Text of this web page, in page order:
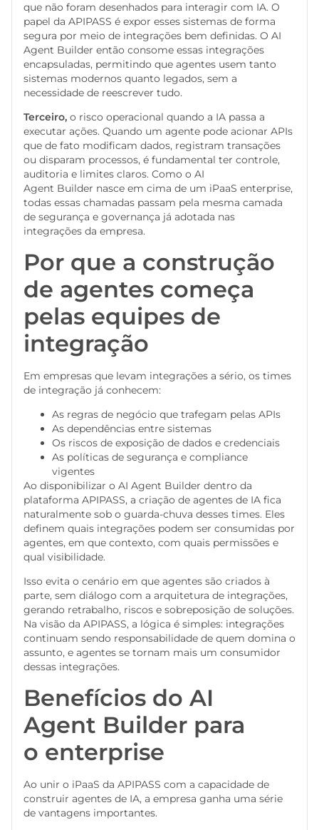
que não foram desenhados para interagir com IA. O
papel da APIPASS é expor esses sistemas de forma
segura por meio de integrações bem definidas. O AI
Agent Builder então consome essas integrações
encapsuladas, permitindo que agentes usem tanto
sistemas modernos quanto legados, sem a
necessidade de reescrever tudo.
Terceiro, o risco operacional quando a IA passa a
executar ações. Quando um agente pode acionar APIs
que de fato modificam dados, registram transações
ou disparam processos, é fundamental ter controle,
auditoria e limites claros. Como o AI
Agent Builder nasce em cima de um iPaaS enterprise,
todas essas chamadas passam pela mesma camada
de segurança e governança já adotada nas
integrações da empresa.
Por que a construção
de agentes começa
pelas equipes de
integração
Em empresas que levam integrações a sério, os times
de integração já conhecem:
As regras de negócio que trafegam pelas APIs
As dependências entre sistemas
Os riscos de exposição de dados e credenciais
As políticas de segurança e compliance
vigentes
Ao disponibilizar o AI Agent Builder dentro da
plataforma APIPASS, a criação de agentes de IA fica
naturalmente sob o guarda-chuva desses times. Eles
definem quais integrações podem ser consumidas por
agentes, em que contexto, com quais permissões e
qual visibilidade.
Isso evita o cenário em que agentes são criados à
parte, sem diálogo com a arquitetura de integrações,
gerando retrabalho, riscos e sobreposição de soluções.
Na visão da APIPASS, a lógica é simples: integrações
continuam sendo responsabilidade de quem domina o
assunto, e agentes se tornam mais um consumidor
dessas integrações.
Benefícios do AI
Agent Builder para
o enterprise
Ao unir o iPaaS da APIPASS com a capacidade de
construir agentes de IA, a empresa ganha uma série
de vantagens importantes.